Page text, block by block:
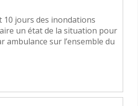
10 jours des inondations
un état de la situation pour
sur l’ensemble du